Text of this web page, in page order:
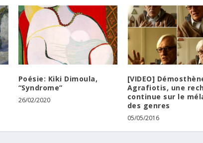
Poésie: Kiki Dimoula,
“Syndrome”
26/02/2020
[VIDEO]
Agrafiotis, une
continue sur le
des genres
05/05/2016